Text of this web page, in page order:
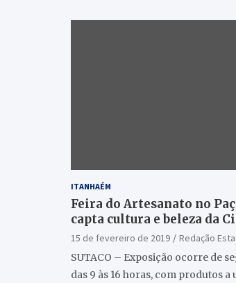
ITANHAÉM
Feira do Artesanato no
capta cultura e beleza da
15 de fevereiro de 2019
Redação
SUTACO – Exposição ocorre de
das 9 às 16 horas, com produtos a